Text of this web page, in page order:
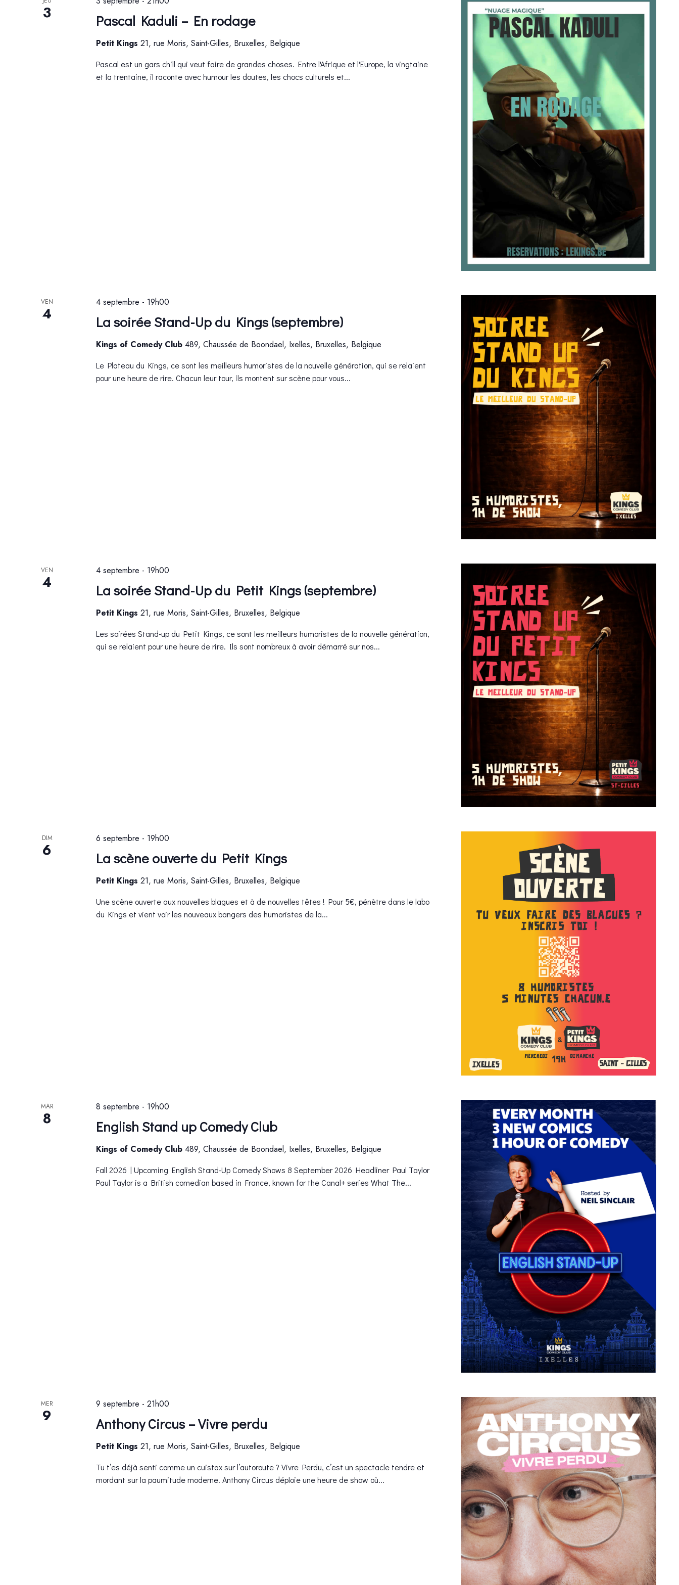
ÉVÈNEMENTS
3 Pascal Kaduli – En rodage
Petit Kings 21, rue Moris, Saint-Gilles, Bruxelles, Belgique
Pascal est un gars chill qui veut faire de grandes choses. Entre l'Afrique et l'Europe, la vingtaine
et la trentaine, il raconte avec humour les doutes, les chocs culturels et...
VEN
4 La soirée Stand-Up du Kings (septembre)
4 septembre - 19h00
Kings of Comedy Club 489, Chaussée de Boondael, Ixelles, Bruxelles, Belgique
Le Plateau du Kings, ce sont les meilleurs humoristes de la nouvelle génération, qui se relaient
pour une heure de rire. Chacun leur tour, ils montent sur scène pour vous...
VEN
4 La soirée Stand-Up du Petit Kings (septembre)
4 septembre - 19h00
Petit Kings 21, rue Moris, Saint-Gilles, Bruxelles, Belgique
Les soirées Stand-up du Petit Kings, ce sont les meilleurs humoristes de la nouvelle génération,
qui se relaient pour une heure de rire. Ils sont nombreux à avoir démarré sur nos...
DIM
6 La scène ouverte du Petit Kings
6 septembre - 19h00
Petit Kings 21, rue Moris, Saint-Gilles, Bruxelles, Belgique
Une scène ouverte aux nouvelles blagues et à de nouvelles têtes ! Pour 5€, pénètre dans le labo
du Kings et vient voir les nouveaux bangers des humoristes de la...
MAR
8 English Stand up Comedy Club
8 septembre - 19h00
Kings of Comedy Club 489, Chaussée de Boondael, Ixelles, Bruxelles, Belgique
Fall 2026 | Upcoming English Stand-Up Comedy Shows 8 September 2026 Headliner Paul Taylor
Paul Taylor is a British comedian based in France, known for the Canal+ series What The...
MER
9 Anthony Circus – Vivre perdu
9 septembre - 21h00
Petit Kings 21, rue Moris, Saint-Gilles, Bruxelles, Belgique
Tu t’es déjà senti comme un cuistax sur l’autoroute ? Vivre Perdu, c’est un spectacle tendre et
mordant sur la paumitude moderne. Anthony Circus déploie une heure de show où...